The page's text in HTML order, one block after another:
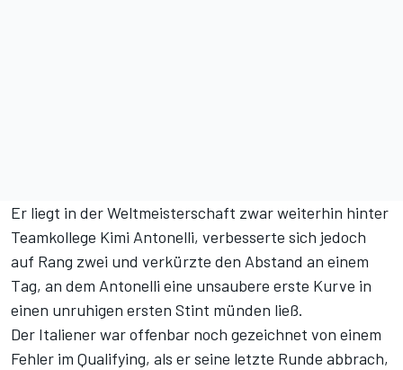
Er liegt in der Weltmeisterschaft zwar weiterhin hinter
Teamkollege Kimi Antonelli, verbesserte sich jedoch
auf Rang zwei und verkürzte den Abstand an einem
Tag, an dem Antonelli eine unsaubere erste Kurve in
einen unruhigen ersten Stint münden ließ.
Der Italiener war offenbar noch gezeichnet von einem
Fehler im Qualifying, als er seine letzte Runde abbrach,